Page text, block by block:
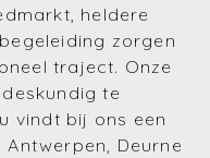
heldere
zorgen
traject. Onze
te
vindt bij ons een
Deurne